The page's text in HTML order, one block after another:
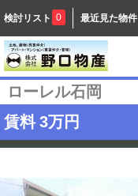
検討リスト 0 最近見た物件
ローレル石岡
賃料 3万円